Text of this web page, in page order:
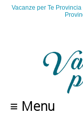
Vacanze per Te
≡ Menu